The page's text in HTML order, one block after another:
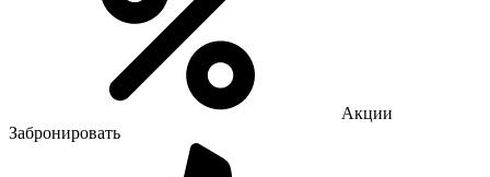
Акции
Забронировать